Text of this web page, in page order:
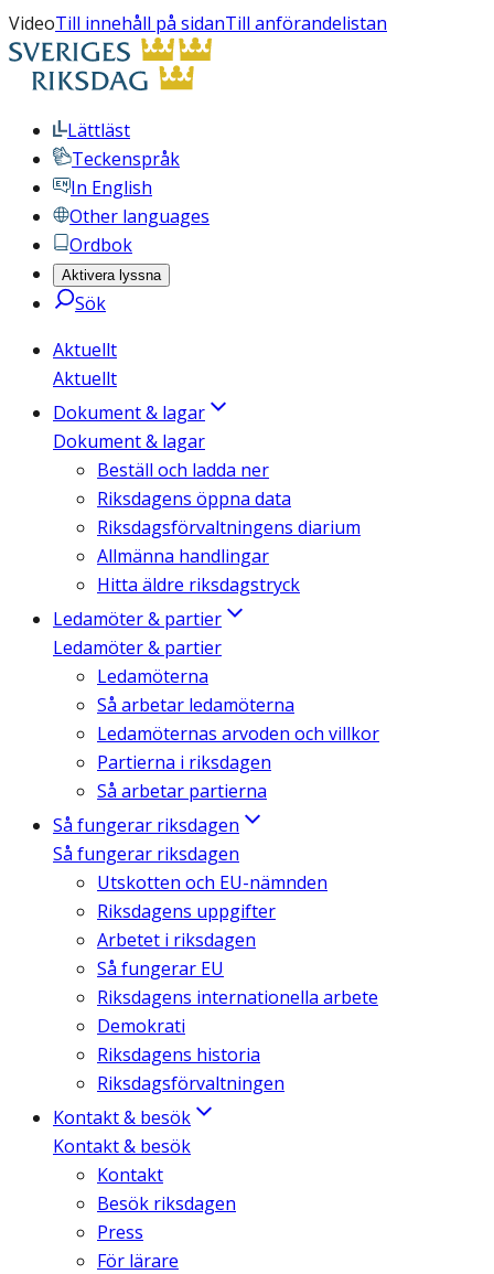
VideoTill innehåll på sidanTill anförandelistan
Lättläst
Teckenspråk
In English
Other languages
Ordbok
Aktivera lyssna
Sök
Aktuellt
Aktuellt
Dokument & lagar
Dokument & lagar
Beställ och ladda ner
Riksdagens öppna data
Riksdagsförvaltningens diarium
Allmänna handlingar
Hitta äldre riksdagstryck
Ledamöter & partier
Ledamöter & partier
Ledamöterna
Så arbetar ledamöterna
Ledamöternas arvoden och villkor
Partierna i riksdagen
Så arbetar partierna
Så fungerar riksdagen
Så fungerar riksdagen
Utskotten och EU-nämnden
Riksdagens uppgifter
Arbetet i riksdagen
Så fungerar EU
Riksdagens internationella arbete
Demokrati
Riksdagens historia
Riksdagsförvaltningen
Kontakt & besök
Kontakt & besök
Kontakt
Besök riksdagen
Press
För lärare